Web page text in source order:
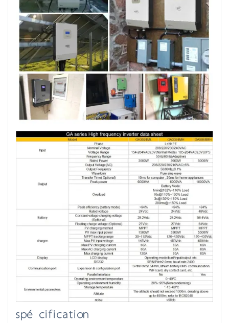
spécification